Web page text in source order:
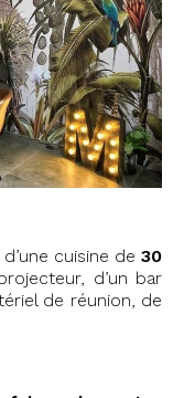
cuisine de 30
d’un bar
de réunion, de